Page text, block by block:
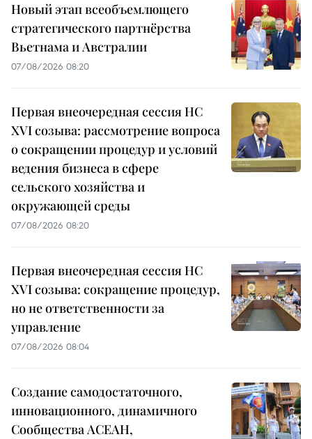
Новый этап всеобъемлющего
стратегического партнёрства
Вьетнама и Австралии
07/08/2026 08:20
Первая внеочередная сессия НС
XVI созыва: рассмотрение вопроса
о сокращении процедур и условий
ведения бизнеса в сфере
сельского хозяйства и
окружающей среды
07/08/2026 08:20
Первая внеочередная сессия НС
XVI созыва: сокращение процедур,
но не ответственности за
управление
07/08/2026 08:04
Создание самодостаточного,
инновационного, динамичного
Сообщества АСЕАН,